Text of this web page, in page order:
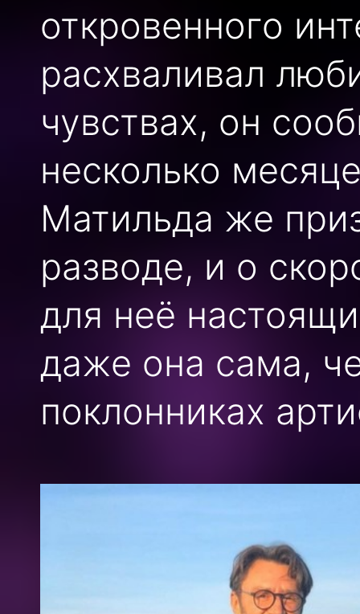
откровенного
расхваливал
чувствах, он
несколько
Матильда же
разводе, и о
для неё
даже она сама,
поклонниках